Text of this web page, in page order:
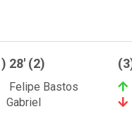
28' (2)
Felipe Bastos
Gabriel